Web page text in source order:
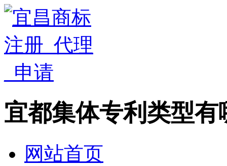
宜都集体专利类型有
网站首页